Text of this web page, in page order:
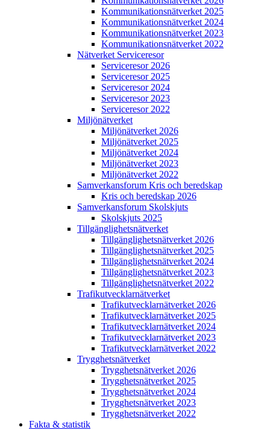
Kommunikations­nätverket 2025
Kommunikations­nätverket 2024
Kommunikations­nätverket 2023
Kommunikations­nätverket 2022
Nätverket Serviceresor
Serviceresor 2026
Serviceresor 2025
Serviceresor 2024
Serviceresor 2023
Serviceresor 2022
Miljö­nätverket
Miljö­nätverket 2026
Miljö­nätverket 2025
Miljö­nätverket 2024
Miljö­nätverket 2023
Miljö­nätverket 2022
Samverkans­forum Kris och beredskap
Kris och beredskap 2026
Samverkans­forum Skolskjuts
Skolskjuts 2025
Tillgänglighets­nätverket
Tillgänglighets­nätverket 2026
Tillgänglighets­nätverket 2025
Tillgänglighets­nätverket 2024
Tillgänglighets­nätverket 2023
Tillgänglighets­nätverket 2022
Trafikutvecklar­nätverket
Trafikutvecklar­nätverket 2026
Trafikutvecklar­nätverket 2025
Trafikutvecklar­nätverket 2024
Trafikutvecklar­nätverket 2023
Trafikutvecklar­nätverket 2022
Trygghets­nätverket
Trygghets­nätverket 2026
Trygghets­nätverket 2025
Trygghets­nätverket 2024
Trygghets­nätverket 2023
Trygghets­nätverket 2022
Fakta & statistik